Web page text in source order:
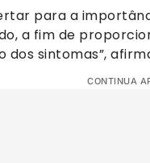
para a
a fim de
sintomas”,
CONTINUA